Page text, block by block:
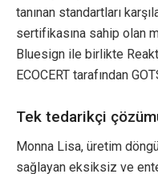
tanınan standartları
sertifikasına sahip olan
Bluesign ile birlikte
ECOCERT tarafından
Tek tedarikçi
Monna Lisa, üretim
sağlayan eksiksiz ve